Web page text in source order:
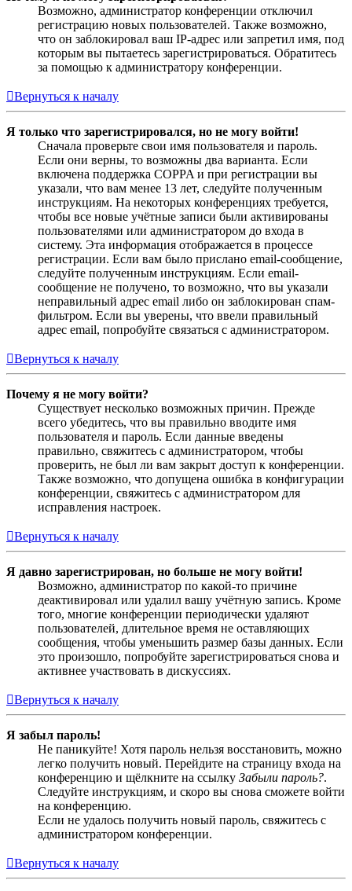
Возможно, администратор конференции отключил
регистрацию новых пользователей. Также возможно,
что он заблокировал ваш IP-адрес или запретил имя, под
которым вы пытаетесь зарегистрироваться. Обратитесь
за помощью к администратору конференции.
Вернуться к началу
Я только что зарегистрировался, но не могу войти!
Сначала проверьте свои имя пользователя и пароль.
Если они верны, то возможны два варианта. Если
включена поддержка COPPA и при регистрации вы
указали, что вам менее 13 лет, следуйте полученным
инструкциям. На некоторых конференциях требуется,
чтобы все новые учётные записи были активированы
пользователями или администратором до входа в
систему. Эта информация отображается в процессе
регистрации. Если вам было прислано email-сообщение,
следуйте полученным инструкциям. Если email-
сообщение не получено, то возможно, что вы указали
неправильный адрес email либо он заблокирован спам-
фильтром. Если вы уверены, что ввели правильный
адрес email, попробуйте связаться с администратором.
Вернуться к началу
Почему я не могу войти?
Существует несколько возможных причин. Прежде
всего убедитесь, что вы правильно вводите имя
пользователя и пароль. Если данные введены
правильно, свяжитесь с администратором, чтобы
проверить, не был ли вам закрыт доступ к конференции.
Также возможно, что допущена ошибка в конфигурации
конференции, свяжитесь с администратором для
исправления настроек.
Вернуться к началу
Я давно зарегистрирован, но больше не могу войти!
Возможно, администратор по какой-то причине
деактивировал или удалил вашу учётную запись. Кроме
того, многие конференции периодически удаляют
пользователей, длительное время не оставляющих
сообщения, чтобы уменьшить размер базы данных. Если
это произошло, попробуйте зарегистрироваться снова и
активнее участвовать в дискуссиях.
Вернуться к началу
Я забыл пароль!
Не паникуйте! Хотя пароль нельзя восстановить, можно
легко получить новый. Перейдите на страницу входа на
конференцию и щёлкните на ссылку Забыли пароль?.
Следуйте инструкциям, и скоро вы снова сможете войти
на конференцию.
Если не удалось получить новый пароль, свяжитесь с
администратором конференции.
Вернуться к началу